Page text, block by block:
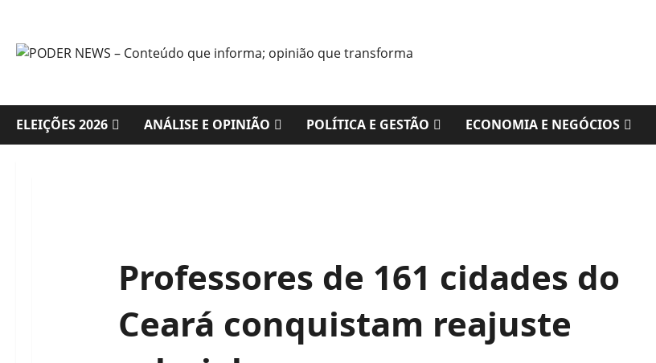
content
ELEIÇÕES 2026 ANÁLISE E OPINIÃO POLÍTICA E GESTÃO ECONOMIA E NEGÓCIOS
Professores de 161 cidades do
Ceará conquistam reajuste